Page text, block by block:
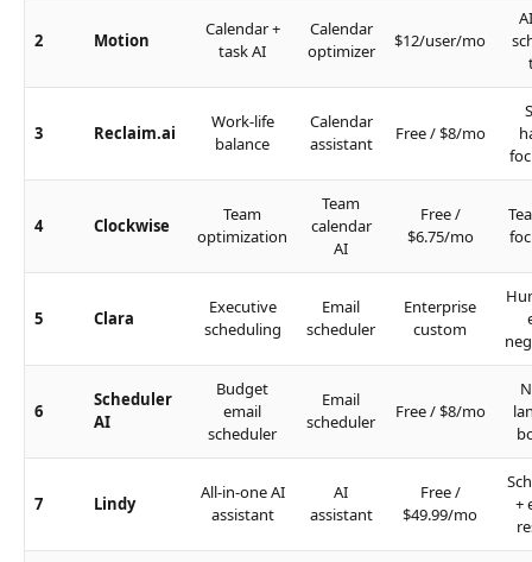
2 Motion
Calendar +
task AI
Calendar
optimizer
$12/user/mo
3 Reclaim.ai
Work-life
balance
Calendar
assistant
Free / $8/mo
4 Clockwise
Team
optimization
Team
calendar
AI
Free /
$6.75/mo
5 Clara
Executive
scheduling
Email
scheduler
Enterprise
custom
6
Scheduler
AI
Budget
email
scheduler
Email
scheduler
Free / $8/mo
7 Lindy
All-in-one AI
assistant
AI
assistant
Free /
$49.99/mo
+